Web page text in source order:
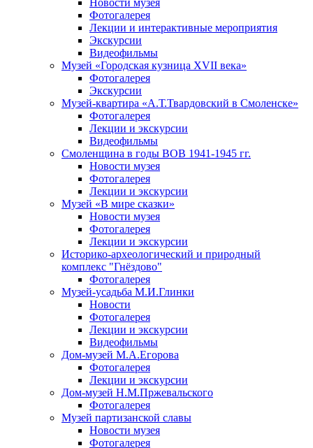
Фотогалерея
Лекции и интерактивные мероприятия
Экскурсии
Видеофильмы
Музей «Городская кузница XVII века»
Фотогалерея
Экскурсии
Музей-квартира «А.Т.Твардовский в Смоленске»
Фотогалерея
Лекции и экскурсии
Видеофильмы
Смоленщина в годы ВОВ 1941-1945 гг.
Новости музея
Фотогалерея
Лекции и экскурсии
Музей «В мире сказки»
Новости музея
Фотогалерея
Лекции и экскурсии
Историко-археологический и природный
комплекс "Гнёздово"
Фотогалерея
Музей-усадьба М.И.Глинки
Новости
Фотогалерея
Лекции и экскурсии
Видеофильмы
Дом-музей М.А.Егорова
Фотогалерея
Лекции и экскурсии
Дом-музей Н.М.Пржевальского
Фотогалерея
Музей партизанской славы
Новости музея
Фотогалерея